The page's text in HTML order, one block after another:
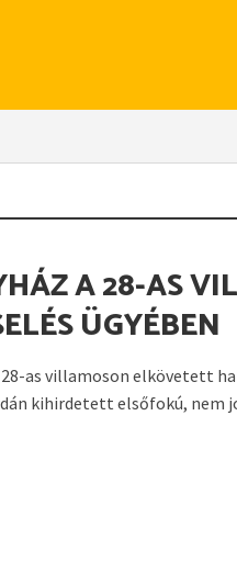
A 28-AS
ÜGYÉBEN
as villamoson elkövetett
kihirdetett elsőfokú, nem